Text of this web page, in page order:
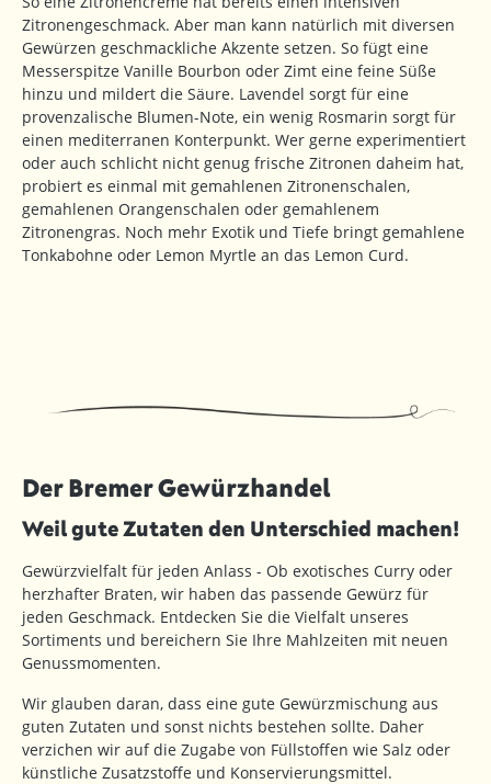
Zitronengeschmack. Aber man kann natürlich mit diversen
Gewürzen geschmackliche Akzente setzen. So fügt eine
Messerspitze Vanille Bourbon oder Zimt eine feine Süße
hinzu und mildert die Säure. Lavendel sorgt für eine
provenzalische Blumen-Note, ein wenig Rosmarin sorgt für
einen mediterranen Konterpunkt. Wer gerne experimentiert
oder auch schlicht nicht genug frische Zitronen daheim hat,
probiert es einmal mit gemahlenen Zitronenschalen,
gemahlenen Orangenschalen oder gemahlenem
Zitronengras. Noch mehr Exotik und Tiefe bringt gemahlene
Tonkabohne oder Lemon Myrtle an das Lemon Curd.
Der Bremer Gewürzhandel
Weil gute Zutaten den Unterschied machen!
Gewürzvielfalt für jeden Anlass - Ob exotisches Curry oder
herzhafter Braten, wir haben das passende Gewürz für
jeden Geschmack. Entdecken Sie die Vielfalt unseres
Sortiments und bereichern Sie Ihre Mahlzeiten mit neuen
Genussmomenten.
Wir glauben daran, dass eine gute Gewürzmischung aus
guten Zutaten und sonst nichts bestehen sollte. Daher
verzichen wir auf die Zugabe von Füllstoffen wie Salz oder
künstliche Zusatzstoffe und Konservierungsmittel.